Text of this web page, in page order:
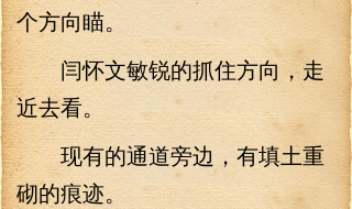
个方向瞄。
闫怀文敏锐的抓住方向，走
近去看。
现有的通道旁边，有填土重
砌的痕迹。